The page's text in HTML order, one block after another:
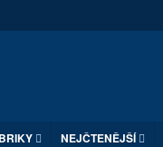
NEJČTENĚJŠÍ